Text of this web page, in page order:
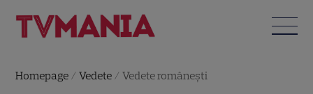
Homepage /Vedete /Vedete româneşti